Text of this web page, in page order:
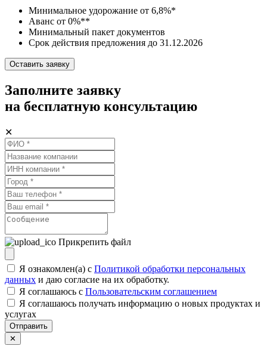
Минимальное удорожание от 6,8%*
Аванс от 0%**
Минимальный пакет документов
Срок действия предложения до 31.12.2026
Оставить заявку
Заполните заявку
на бесплатную консультацию
✕
Прикрепить файл
Я ознакомлен(а) с Политикой обработки персональных
данных и даю согласие на их обработку.
Я соглашаюсь c Пользовательским соглашением
Я соглашаюсь получать информацию о новых продуктах и
услугах
Отправить
✕